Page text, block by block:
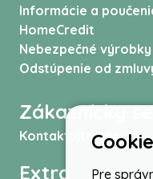
Informácie a
HomeCredit
Nebezpečné výrobky
Odstúpenie od
Zákaznícky
Kontaktujte nás
Extra Pre